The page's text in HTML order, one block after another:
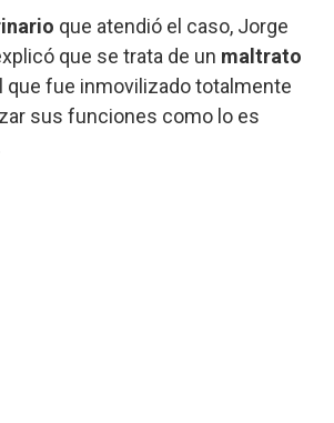
que atendió el caso, Jorge
que se trata de un maltrato
que fue inmovilizado totalmente
sus funciones como lo es